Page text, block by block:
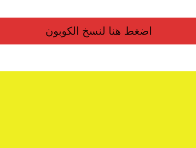
اضغط هنا لنسخ الكوبون